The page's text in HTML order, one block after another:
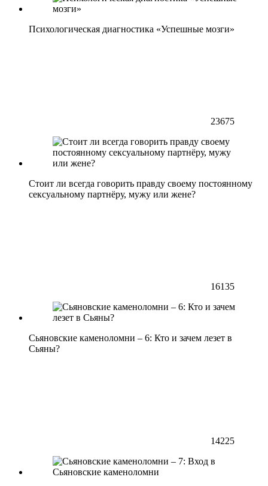
Психологическая диагностика «Успешные мозги»
23675
Стоит ли всегда говорить правду своему постоянному
сексуальному партнёру, мужу или жене?
16135
Сьяновские каменоломни – 6: Кто и зачем лезет в
Сьяны?
14225